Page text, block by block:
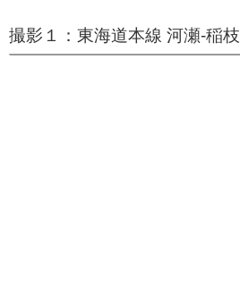
撮影１：東海道本線 河瀬-稲枝